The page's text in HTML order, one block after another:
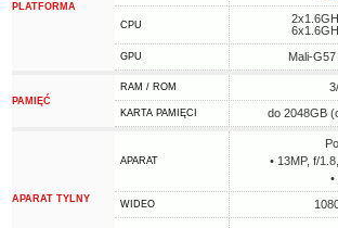
PLATFORMA
CPU
GPU Mali-
PAMIĘĆ
RAM / ROM
KARTA PAMIĘCI do 2048GB
APARAT TYLNY
APARAT
• 13MP, f/
WIDEO